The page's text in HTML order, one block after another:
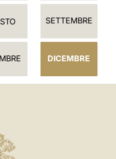
SETTEMBRE
DICEMBRE